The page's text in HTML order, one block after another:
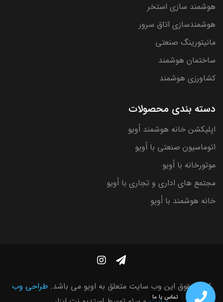
تماس با ما
هوشمند سازی استخر
هوشمندسازی اتاق سرور
مانیتورینگ صنعتی
ساختمان هوشمند
کشاورزی هوشمند
دسته بندی محصولات
اپلیکشن خانه هوشمند اُویو
اتوماسیون صنعتی با اُویو
موتورخانه با اُویو
مجتمع های اداری و تجاری با اُویو
خانه هوشمند با اُویو
کلیه حقوق این وب سایت متعلق به اویو می باشد. طراحی وب